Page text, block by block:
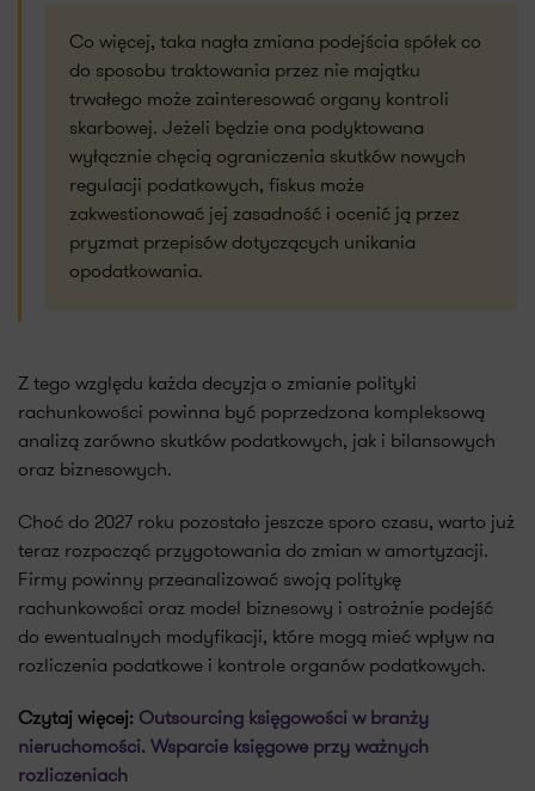
Co więcej, taka nagła zmiana podejścia spółek co
do sposobu traktowania przez nie majątku
trwałego może zainteresować organy kontroli
skarbowej. Jeżeli będzie ona podyktowana
wyłącznie chęcią ograniczenia skutków nowych
regulacji podatkowych, fiskus może
zakwestionować jej zasadność i ocenić ją przez
pryzmat przepisów dotyczących unikania
opodatkowania.
Z tego względu każda decyzja o zmianie polityki
rachunkowości powinna być poprzedzona kompleksową
analizą zarówno skutków podatkowych, jak i bilansowych
oraz biznesowych.
Choć do 2027 roku pozostało jeszcze sporo czasu, warto już
teraz rozpocząć przygotowania do zmian w amortyzacji.
Firmy powinny przeanalizować swoją politykę
rachunkowości oraz model biznesowy i ostrożnie podejść
do ewentualnych modyfikacji, które mogą mieć wpływ na
rozliczenia podatkowe i kontrole organów podatkowych.
Czytaj więcej: Outsourcing księgowości w branży
nieruchomości. Wsparcie księgowe przy ważnych
rozliczeniach